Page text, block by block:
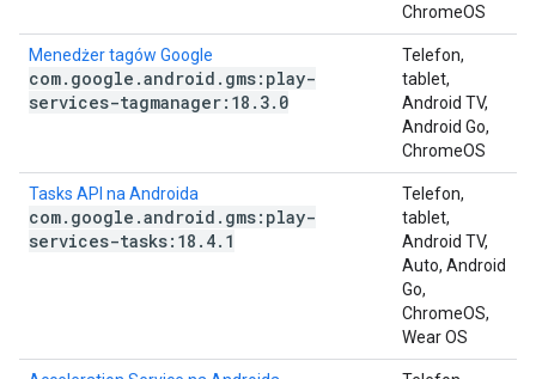
ChromeOS
Menedżer tagów Google
com. google .android . gms:play-
services-tagmanager:18 . 3. 0
Telefon,
tablet,
Android TV,
Android Go,
ChromeOS
Tasks API na Androida
com. google .android . gms:play-
services-tasks:18 . 4. 1
Telefon,
tablet,
Android TV,
Auto, Android
Go,
ChromeOS,
Wear OS